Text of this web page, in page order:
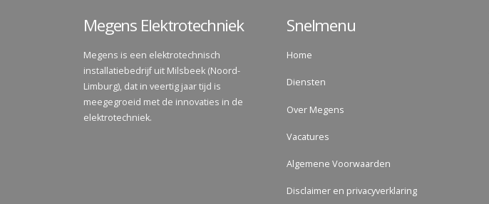
Megens Elektrotechniek
Megens is een elektrotechnisch
installatiebedrijf uit Milsbeek (Noord-
Limburg), dat in veertig jaar tijd is
meegegroeid met de innovaties in de
elektrotechniek.
Snelmenu
Home
Diensten
Over Megens
Vacatures
Algemene Voorwaarden
Disclaimer en privacyverklaring